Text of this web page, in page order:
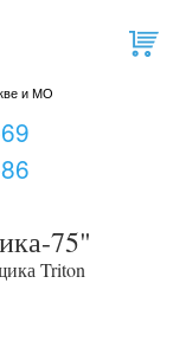
и МО
75"
Triton